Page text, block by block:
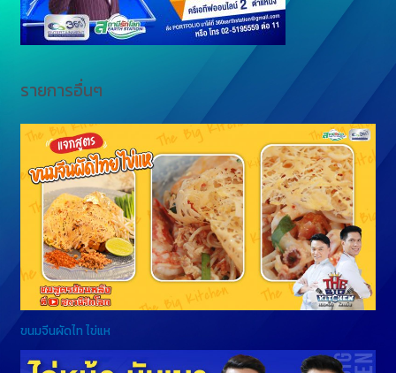
รายการอื่นๆ
ขนมจีนผัดไท ไข่แห